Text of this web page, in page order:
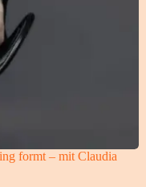
formt – mit Claudia